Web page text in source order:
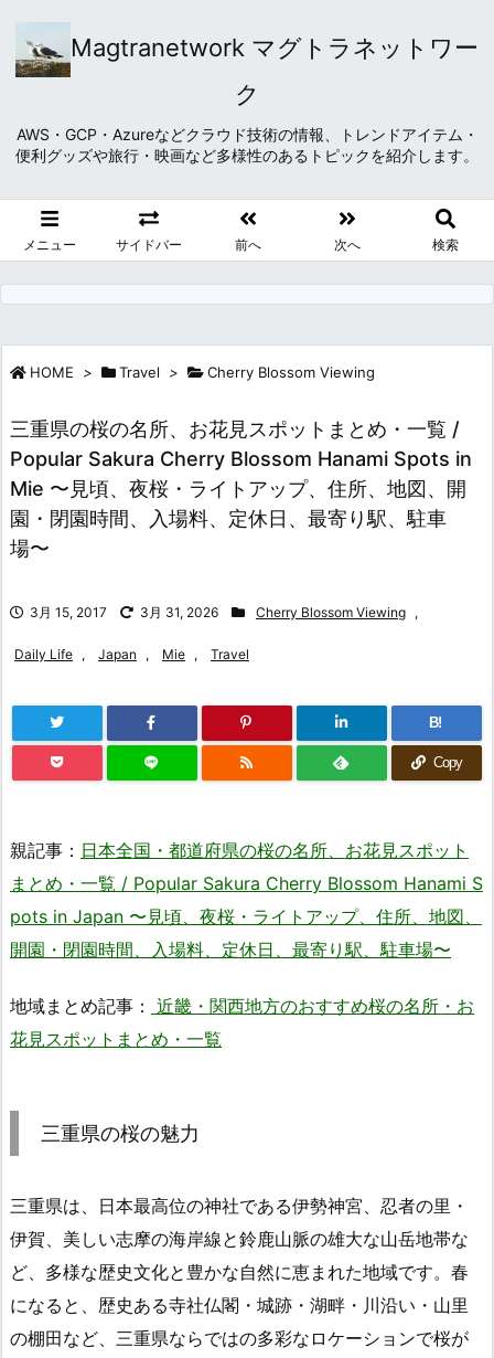
Magtranetwork マグトラネットワー
ク
AWS・GCP・Azureなどクラウド技術の情報、トレンドアイテム・
便利グッズや旅行・映画など多様性のあるトピックを紹介します。
メニュー サイドバー 前へ 次へ 検索
HOME > Travel > Cherry Blossom Viewing
三重県の桜の名所、お花見スポットまとめ・一覧 /
Popular Sakura Cherry Blossom Hanami Spots in
Mie 〜見頃、夜桜・ライトアップ、住所、地図、開
園・閉園時間、入場料、定休日、最寄り駅、駐車
場〜
3月 15, 2017 3月 31, 2026 Cherry Blossom Viewing ,
Daily Life , Japan , Mie , Travel
B!
Copy
親記事： 日本全国・都道府県の桜の名所、お花見スポット
まとめ・一覧 / Popular Sakura Cherry Blossom Hanami S
pots in Japan 〜見頃、夜桜・ライトアップ、住所、地図、
開園・閉園時間、入場料、定休日、最寄り駅、駐車場〜
地域まとめ記事： 近畿・関西地方のおすすめ桜の名所・お
花見スポットまとめ・一覧
三重県の桜の魅力
三重県は、日本最高位の神社である伊勢神宮、忍者の里・
伊賀、美しい志摩の海岸線と鈴鹿山脈の雄大な山岳地帯な
ど、多様な歴史文化と豊かな自然に恵まれた地域です。春
になると、歴史ある寺社仏閣・城跡・湖畔・川沿い・山里
の棚田など、三重県ならではの多彩なロケーションで桜が